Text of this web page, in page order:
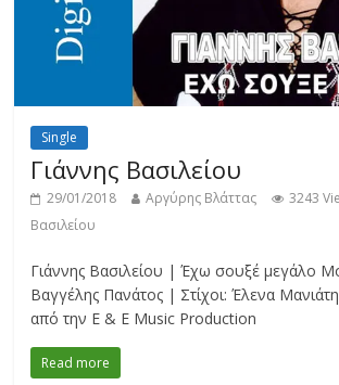
Single
Γιάννης Βασιλείου
29/01/2018 Αργύρης Βλάττας 3243
Βασιλείου
Γιάννης Βασιλείου | Έχω σουξέ μεγάλο
Βαγγέλης Πανάτος | Στίχοι: Έλενα
από την E & E Music Production
Read more